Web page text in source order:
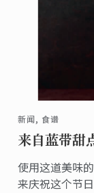
新闻, 食谱
来自蓝带甜
使用这道美味
来庆祝这个节日